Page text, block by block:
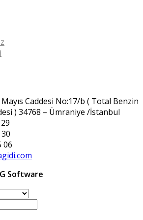
Caddesi No:17/b ( Total Benzin
) 34768 – Ümraniye /İstanbul
06
Software